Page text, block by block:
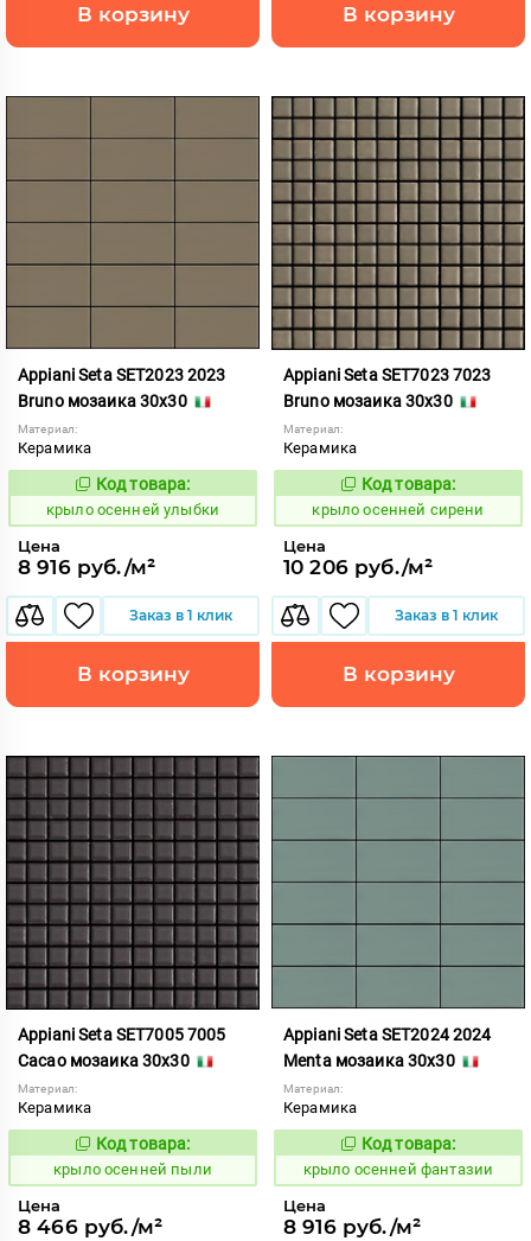
В корзину В корзину
Appiani Seta SET2023 2023
Bruno мозаика 30x30
Материал:
Керамика
836611
Код товара:
крыло осенней улыбки
Цена
8 916 руб./м²
Заказ в 1 клик
В корзину
Appiani Seta SET7023 7023
Bruno мозаика 30x30
Материал:
Керамика
836589
Код товара:
крыло осенней сирени
Цена
10 206 руб./м²
Заказ в 1 клик
В корзину
Appiani Seta SET7005 7005
Cacao мозаика 30x30
Материал:
Керамика
836576
Код товара:
крыло осенней пыли
Цена
8 466 руб./м²
Appiani Seta SET2024 2024
Menta мозаика 30x30
Материал:
Керамика
836612
Код товара:
крыло осенней фантазии
Цена
8 916 руб./м²